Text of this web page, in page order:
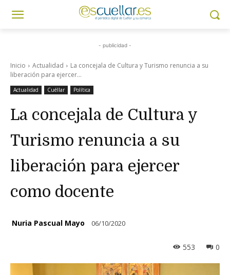
- publicidad -
Inicio Actualidad
La concejala de Cultura y Turismo renuncia a su
liberación para ejercer...
Actualidad Cuéllar Política
La concejala de Cultura y
Turismo renuncia a su
liberación para ejercer
como docente
Nuria Pascual Mayo 06/10/2020
0
553